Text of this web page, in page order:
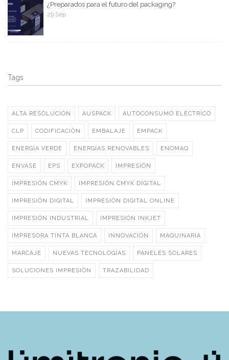
¿Preparados para el futuro del packaging?
29 Sep
Tags
ALTA RESOLUCIÓN AUSPACK AUTOCONSUMO ELÉCTRICO
CLP CODIFICACIÓN EMBALAJE EMPACK
ENERGÍA VERDE ENERGÍAS RENOVABLES ENOMAQ
ENVASE EPS EXPOPACK IMPRESIÓN
IMPRESIÓN CMYK IMPRESIÓN CMYK DIGITAL
IMPRESIÓN DIGITAL IMPRESIÓN DIGITAL ONLINE
IMPRESIÓN INDUSTRIAL IMPRESIÓN INKJET
IMPRESORA TINTA BLANCA INNOVACIÓN MAQUINARIA
MARCAJE NUEVAS TECNOLOGÍAS PANELES SOLARES
SOLUCIONES IMPRESIÓN TRAZABILIDAD